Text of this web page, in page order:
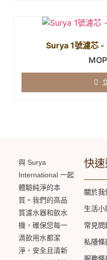
Surya 1號濾芯 -
MOP
與 Surya
International 一起
體驗純淨的本
質。我們的高品
質濾水器和飲水
機，確保您每一
滴飲用水都潔
淨、安全且清新
快
關於我
生活小
常見問
私隱條